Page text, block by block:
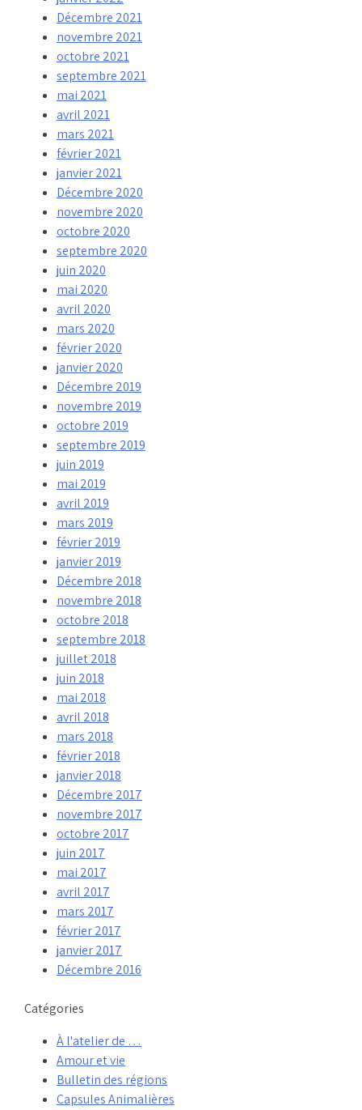
Décembre 2021
novembre 2021
octobre 2021
septembre 2021
mai 2021
avril 2021
mars 2021
février 2021
janvier 2021
Décembre 2020
novembre 2020
octobre 2020
septembre 2020
juin 2020
mai 2020
avril 2020
mars 2020
février 2020
janvier 2020
Décembre 2019
novembre 2019
octobre 2019
septembre 2019
juin 2019
mai 2019
avril 2019
mars 2019
février 2019
janvier 2019
Décembre 2018
novembre 2018
octobre 2018
septembre 2018
juillet 2018
juin 2018
mai 2018
avril 2018
mars 2018
février 2018
janvier 2018
Décembre 2017
novembre 2017
octobre 2017
juin 2017
mai 2017
avril 2017
mars 2017
février 2017
janvier 2017
Décembre 2016
Catégories
À l'atelier de …
Amour et vie
Bulletin des régions
Capsules Animalières